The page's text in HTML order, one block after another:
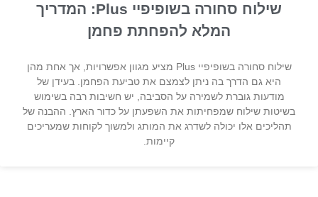
שילוח סחורה בשופיפיי Plus: המדריך
המלא להפחתת פחמן
שילוח סחורה בשופיפיי Plus מציע מגוון אפשרויות, אך אחת מהן
היא גם הדרך בה ניתן לצמצם את טביעת הפחמן. בעידן של
מודעות גוברת לשמירה על הסביבה, יש חשיבות רבה בשימוש
בשיטות שילוח שמפחיתות את השפעתן על כדור הארץ. ההבנה של
תהליכים אלו יכולה לשדרג את המותג ולמשוך לקוחות שמעריכים
קיימות.